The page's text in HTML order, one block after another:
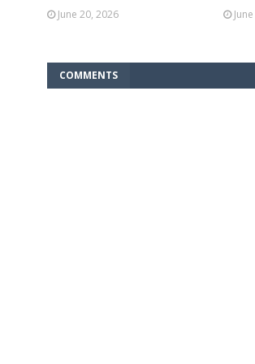
June 20, 2026
COMMENTS